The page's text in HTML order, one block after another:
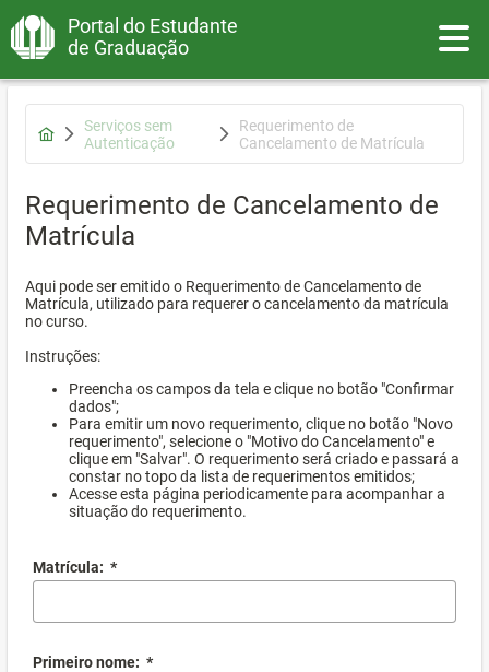
Portal do Estudante
de Graduação
Serviços sem
Autenticação
Requerimento de
Cancelamento de Matrícula
Requerimento de Cancelamento de
Matrícula
Aqui pode ser emitido o Requerimento de Cancelamento de
Matrícula, utilizado para requerer o cancelamento da matrícula
no curso.
Instruções:
Preencha os campos da tela e clique no botão "Confirmar
dados";
Para emitir um novo requerimento, clique no botão "Novo
requerimento", selecione o "Motivo do Cancelamento" e
clique em "Salvar". O requerimento será criado e passará a
constar no topo da lista de requerimentos emitidos;
Acesse esta página periodicamente para acompanhar a
situação do requerimento.
Matrícula: *
Primeiro nome: *